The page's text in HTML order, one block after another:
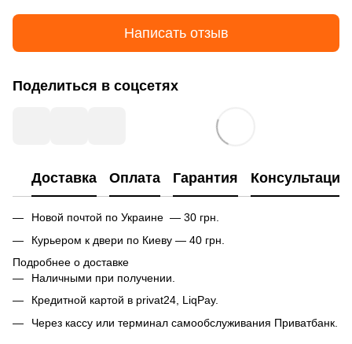
Написать отзыв
Поделиться в соцсетях
Доставка Оплата Гарантия Консультация
Новой почтой по Украине — 30 грн.
Курьером к двери по Киеву — 40 грн.
Подробнее о доставке
Наличными при получении.
Кредитной картой в privat24, LiqPay.
Через кассу или терминал самообслуживания Приватбанк.